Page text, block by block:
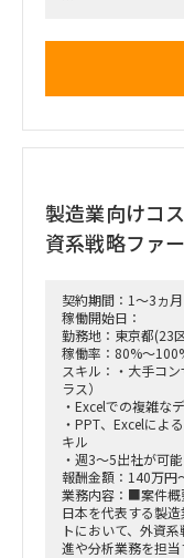
□作業内容：マー
■備考： マーケテ
製造業向けコ
資系戦略ファー
契約期間：1～3ヵ月
稼働開始日：
勤務地：東京都(23
稼働率：80%～
スキル：・大手コ
ラス）
・Excelでの複雑な
・PPT、Excelによ
キル
・週3～5出社が可
報酬金額：140万円
業務内容：■案件概
日本を代表する製
トにおいて、外資
進や分析業務を担当